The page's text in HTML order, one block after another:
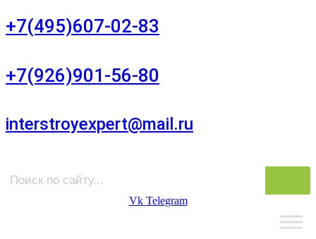
+7(495)607-02-83
+7(926)901-56-80
interstroyexpert@mail.ru
Vk Telegram